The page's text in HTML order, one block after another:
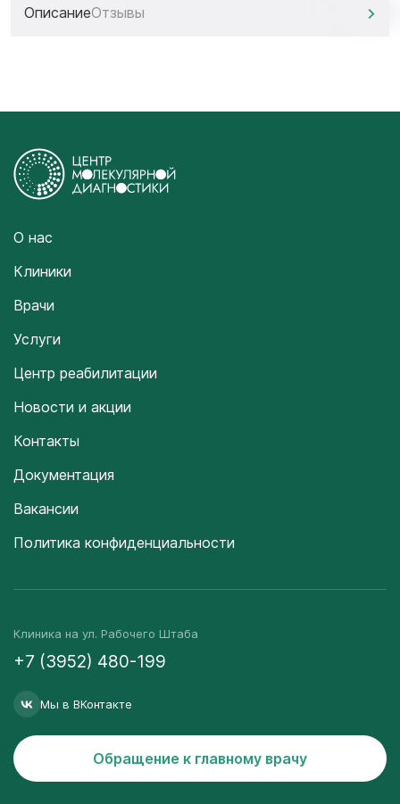
ОписаниеОтзывы
О нас
Клиники
Врачи
Услуги
Центр реабилитации
Новости и акции
Контакты
Документация
Вакансии
Политика конфиденциальности
Клиника на ул. Рабочего Штаба
+7 (3952) 480-199
Мы в ВКонтакте
Обращение к главному врачу